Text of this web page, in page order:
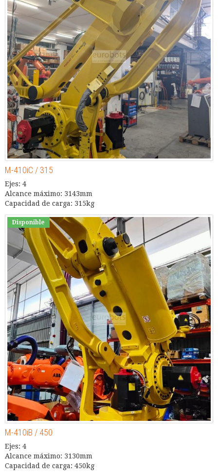
M-410iC / 315
Ejes: 4
Alcance máximo: 3143mm
Capacidad de carga: 315kg
Disponible
M-410iB / 450
Ejes: 4
Alcance máximo: 3130mm
Capacidad de carga: 450kg